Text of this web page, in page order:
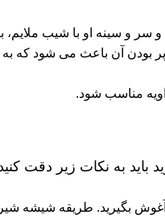
و سینه او با شیب ملایم،
بودن آن باعث می شود که به
مناسب شود.
باید به نکات زیر دقت
بگیرید. طریقه شیشه